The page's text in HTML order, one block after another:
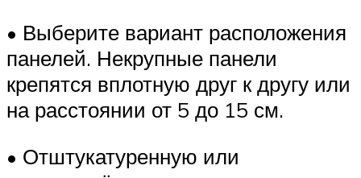
• Выберите вариант расположения
панелей. Некрупные панели
крепятся вплотную друг к другу или
на расстоянии от 5 до 15 см.
• Отштукатуренную или